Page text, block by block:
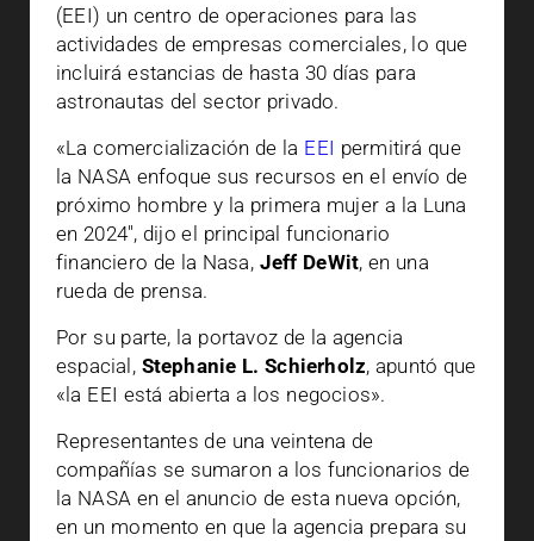
(EEI) un centro de operaciones para las
actividades de empresas comerciales, lo que
incluirá estancias de hasta 30 días para
astronautas del sector privado.
«La comercialización de la EEI permitirá que
la NASA enfoque sus recursos en el envío de
próximo hombre y la primera mujer a la Luna
en 2024″, dijo el principal funcionario
financiero de la Nasa, Jeff DeWit, en una
rueda de prensa.
Por su parte, la portavoz de la agencia
espacial,Stephanie L. Schierholz, apuntó que
«la EEI está abierta a los negocios».
Representantes de una veintena de
compañías se sumaron a los funcionarios de
la NASA en el anuncio de esta nueva opción,
en un momento en que la agencia prepara su